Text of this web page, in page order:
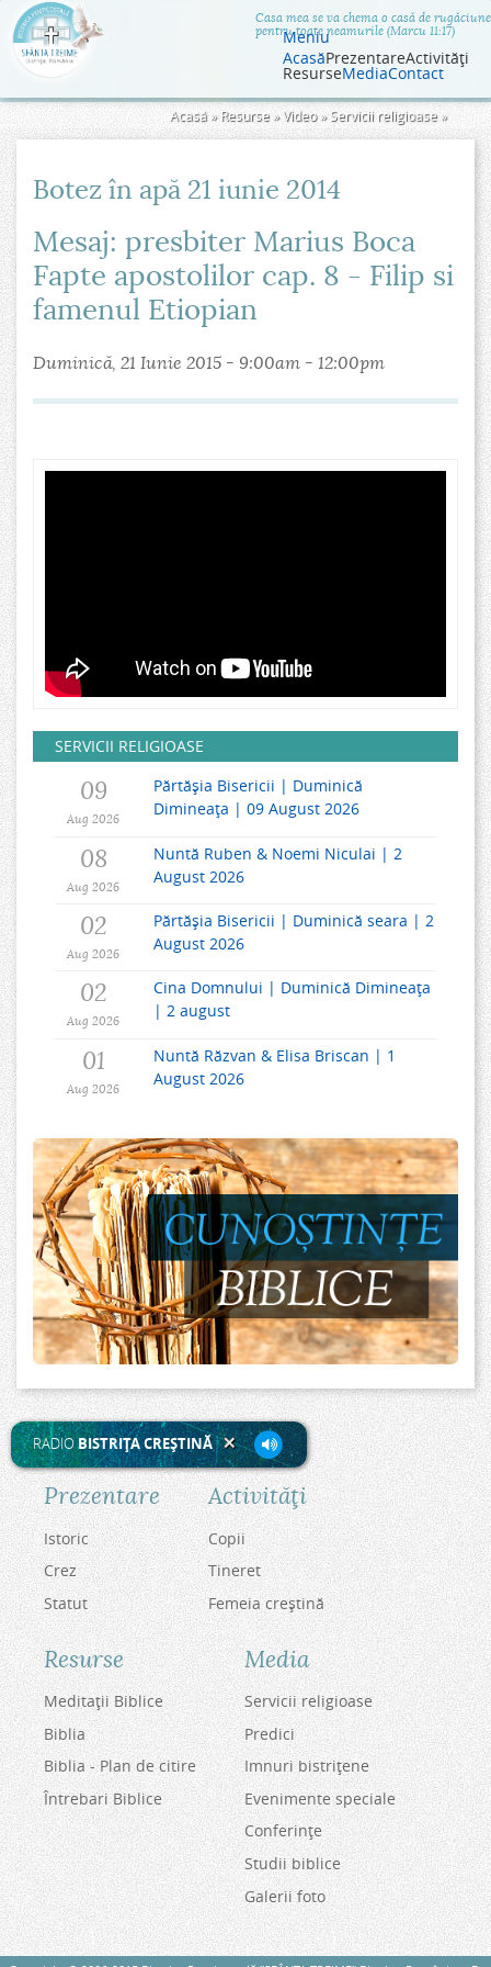
Jump to navigationCasa mea se va chema o casă de rugăciune
pentru toate neamurile (Marcu 11:17)
Meniu
AcasăPrezentareActivităţi
ResurseMediaContact
Eşti
aici
Acasă » Resurse» Video» Servicii religioase»
Botez în apă 21 iunie 2014
Mesaj: presbiter Marius Boca
Fapte apostolilor cap. 8 - Filip si
famenul Etiopian
Duminică, 21 Iunie 2015 - 9:00am - 12:00pm
SERVICII RELIGIOASE
09
Aug 2026
Părtășia Bisericii | Duminică
Dimineața | 09 August 2026
08
Aug 2026
Nuntă Ruben & Noemi Niculai | 2
August 2026
02
Aug 2026
Părtășia Bisericii | Duminică seara | 2
August 2026
02
Aug 2026
Cina Domnului | Duminică Dimineața
| 2 august
01
Aug 2026
Nuntă Răzvan & Elisa Briscan | 1
August 2026
RADIOBISTRIŢA CREŞTINĂ
Prezentare
Istoric
Crez
Statut
Activităţi
Copii
Tineret
Femeia creştină
Resurse
Meditaţii Biblice
Biblia
Biblia - Plan de citire
Întrebari Biblice
Media
Servicii religioase
Predici
Imnuri bistriţene
Evenimente speciale
Conferinţe
Studii biblice
Galerii foto